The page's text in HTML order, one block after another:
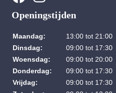
Openingstijden
Maandag:
13:00 tot 21:00
Dinsdag:
09:00 tot 17:30
Woensdag:
09:00 tot 20:00
Donderdag:
09:00 tot 17:30
Vrijdag:
09:00 tot 17:30